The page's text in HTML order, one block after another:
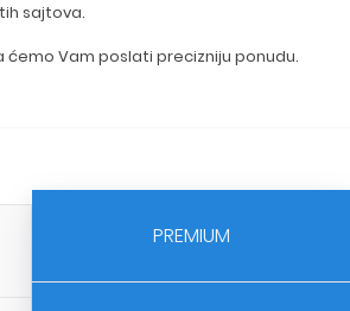
sajtova.
ćemo Vam poslati precizniju ponudu.
PREMIUM